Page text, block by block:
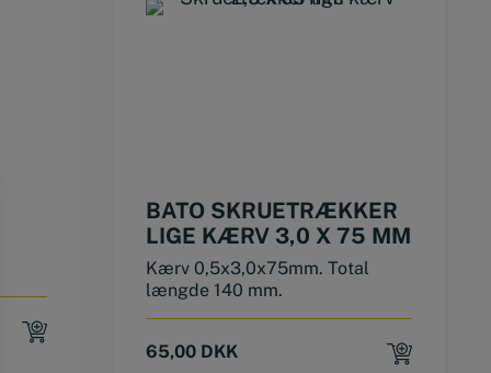
BATO SKRUETRÆKKER
LIGE KÆRV 3,0 X 75 MM
Kærv 0,5x3,0x75mm. Total
længde 140 mm.
65,00 DKK